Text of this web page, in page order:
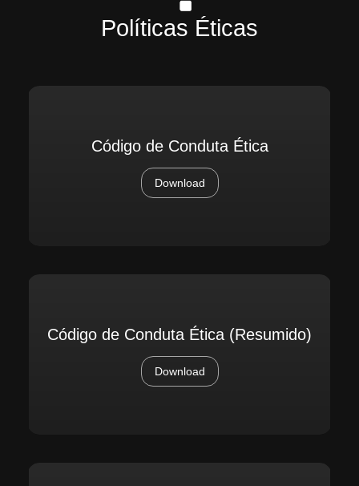
Políticas Éticas
Código de Conduta Ética
Download
Código de Conduta Ética (Resumido)
Download